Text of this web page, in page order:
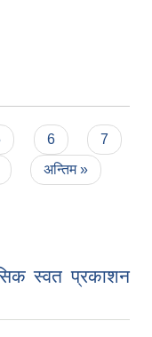
6
7
अन्तिम »
स्वत प्रकाशन